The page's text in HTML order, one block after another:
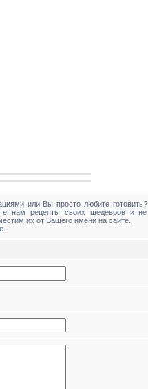
или Вы просто любите готовить?
нам рецепты своих шедевров и не
их от Вашего имени на сайте.
.